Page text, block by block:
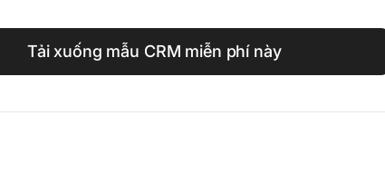
Tải xuống mẫu CRM miễn phí này